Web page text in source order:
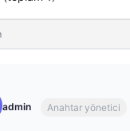
admin Anahtar yönetici